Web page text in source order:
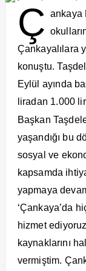
Ç ankaya
Çankayalılara
konuştu.
Eylül ayında
liradan 1.000
Başkan
yaşandığı bu
sosyal ve
kapsamda
yapmaya
‘Çankaya’da
hizmet
kaynaklarını
vermiştim.